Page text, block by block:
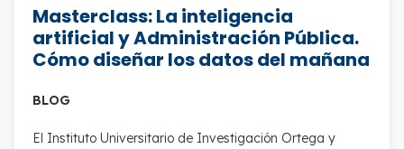
Masterclass: La inteligencia
artificial y Administración Pública.
Cómo diseñar los datos del mañana
BLOG
El Instituto Universitario de Investigación Ortega y